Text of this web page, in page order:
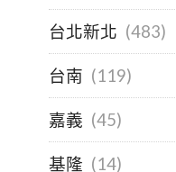
台北新北 (483)
台南 (119)
嘉義 (45)
基隆 (14)